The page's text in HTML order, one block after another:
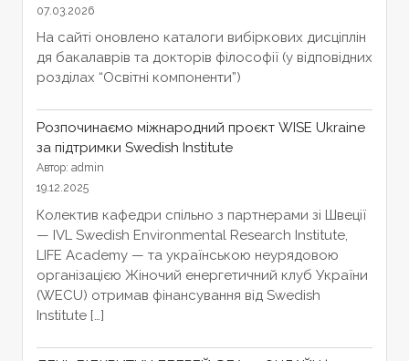
07.03.2026
На сайті оновлено каталоги вибіркових дисціплін
дя бакалаврів та докторів філософії (у відповідних
розділах “Освітні компоненти”)
Розпочинаємо міжнародний проєкт WISE Ukraine
за підтримки Swedish Institute
Автор: admin
19.12.2025
Колектив кафедри спільно з партнерами зі Швеції
— IVL Swedish Environmental Research Institute,
LIFE Academy — та українською неурядовою
організацією Жіночий енергетичний клуб України
(WECU) отримав фінансування від Swedish
Institute […]